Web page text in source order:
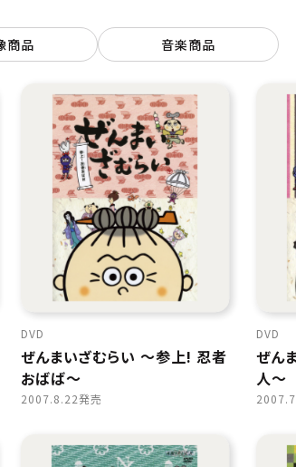
商品 音楽商品
DVD
ぜんまいざむらい 〜参上! 忍者
おばば〜
2007.8.22発売
DVD
ぜん
人〜